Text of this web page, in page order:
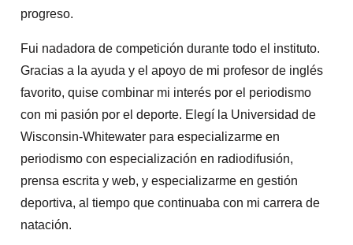
progreso.
Fui nadadora de competición durante todo el instituto.
Gracias a la ayuda y el apoyo de mi profesor de inglés
favorito, quise combinar mi interés por el periodismo
con mi pasión por el deporte. Elegí la Universidad de
Wisconsin-Whitewater para especializarme en
periodismo con especialización en radiodifusión,
prensa escrita y web, y especializarme en gestión
deportiva, al tiempo que continuaba con mi carrera de
natación.